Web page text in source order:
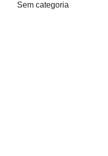
Sem categoria